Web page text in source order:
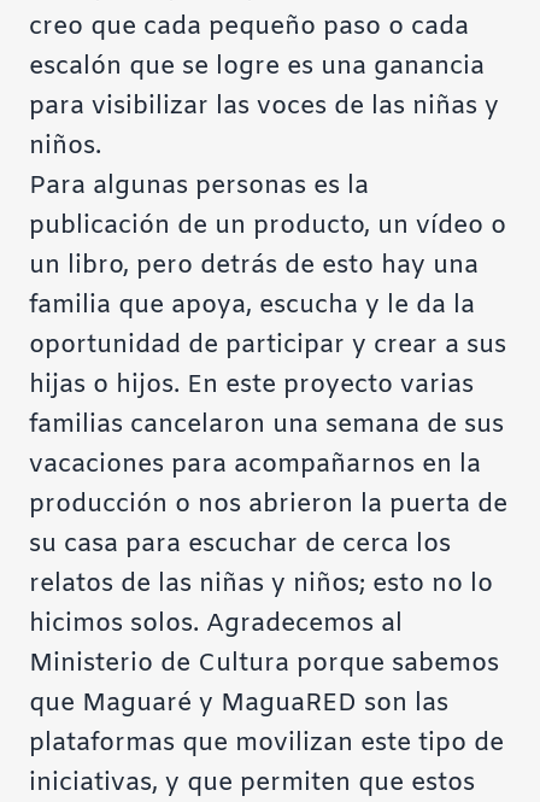
creo que cada pequeño paso o cada
escalón que se logre es una ganancia
para visibilizar las voces de las niñas y
niños.
Para algunas personas es la
publicación de un producto, un vídeo o
un libro, pero detrás de esto hay una
familia que apoya, escucha y le da la
oportunidad de participar y crear a sus
hijas o hijos. En este proyecto varias
familias cancelaron una semana de sus
vacaciones para acompañarnos en la
producción o nos abrieron la puerta de
su casa para escuchar de cerca los
relatos de las niñas y niños; esto no lo
hicimos solos. Agradecemos al
Ministerio de Cultura porque sabemos
que Maguaré y MaguaRED son las
plataformas que movilizan este tipo de
iniciativas, y que permiten que estos